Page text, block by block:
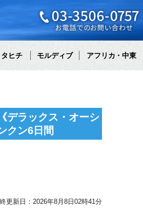
タヒチ モルディブ アフリカ・中東
デラックス・オーシ
クン6日間
更新日：2026年8月8日02時41分